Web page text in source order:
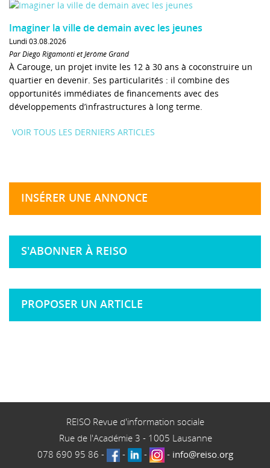
Imaginer la ville de demain avec les jeunes
Lundi 03.08.2026
Par Diego Rigamonti et Jérôme Grand
À Carouge, un projet invite les 12 à 30 ans à coconstruire un
quartier en devenir. Ses particularités : il combine des
opportunités immédiates de financements avec des
développements d’infrastructures à long terme.
VOIR TOUS LES DERNIERS ARTICLES
INSÉRER UNE ANNONCE
S'ABONNER À REISO
PROPOSER UN ARTICLE
REISO Revue d'information sociale
Rue de l'Académie 3 - 1005 Lausanne
078 690 95 86 - - - - info@reiso.org